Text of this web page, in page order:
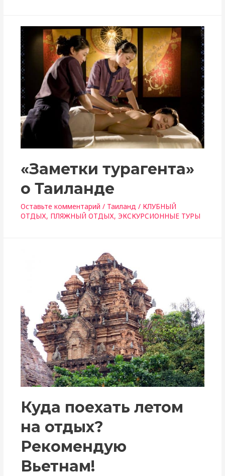
«Заметки турагента»
о Таиланде
Оставьте комментарий / Таиланд / КЛУБНЫЙ
ОТДЫХ, ПЛЯЖНЫЙ ОТДЫХ,ЭКСКУРСИОННЫЕ ТУРЫ
Куда поехать летом
на отдых?
Рекомендую
Вьетнам!